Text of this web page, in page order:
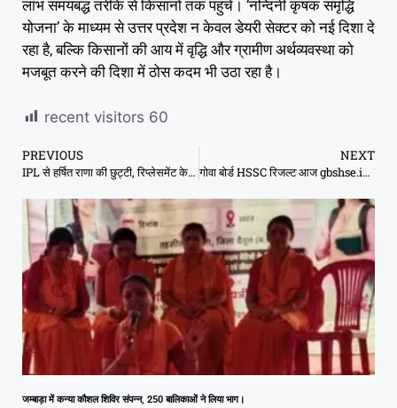
लाभ समयबद्ध तरीके से किसानों तक पहुंचे। ‘नन्दिनी कृषक समृद्धि
योजना’ के माध्यम से उत्तर प्रदेश न केवल डेयरी सेक्टर को नई दिशा दे
रहा है, बल्कि किसानों की आय में वृद्धि और ग्रामीण अर्थव्यवस्था को
मजबूत करने की दिशा में ठोस कदम भी उठा रहा है।
recent visitors 60
PREVIOUS
IPL से हर्षित राणा की छुट्टी, रिप्लेसमेंट के लिए KKR ने चुने 5 विकल्प
NEXT
गोवा बोर्ड HSSC रिजल्ट आज gbshse.in पर लाइव, यहां देखें और डाउनलोड करें मार्कशीट
जम्बाड़ा में कन्या कौशल शिविर संपन्न, 250 बालिकाओं ने लिया भाग।